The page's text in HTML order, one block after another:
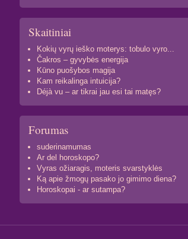
Skaitiniai
Kokių vyrų ieško moterys: tobulo vyro...
Čakros – gyvybės energija
Kūno puošybos magija
Kam reikalinga intuicija?
Déjà vu – ar tikrai jau esi tai matęs?
Forumas
suderinamumas
Ar del horoskopo?
Vyras ožiaragis, moteris svarstyklės
Ką apie žmogų pasako jo gimimo diena?
Horoskopai - ar sutampa?